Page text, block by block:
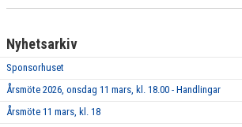
Nyhetsarkiv
Sponsorhuset
Årsmöte 2026, onsdag 11 mars, kl. 18.00 - Handlingar
Årsmöte 11 mars, kl. 18